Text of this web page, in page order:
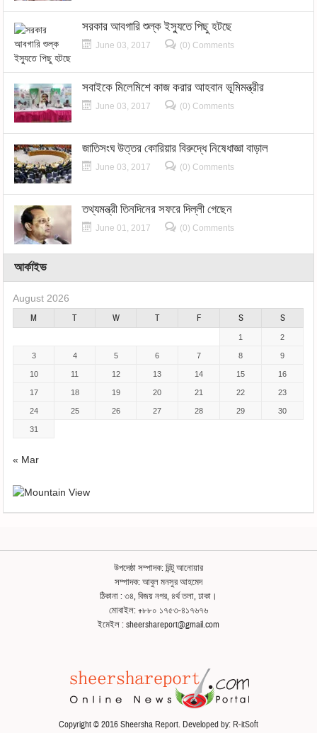
সরকার আবগারি শুল্ক ইস্যুতে পিছু হটছে
June 03, 2017 (0) Comments
সবাইকে মিলেমিশে কাজ করার আহবান ভূমিমন্ত্রীর
June 03, 2017 (0) Comments
জাতিসংঘ উত্তর কোরিয়ার বিরুদ্ধে নিষেধাজ্ঞা বাড়াল
June 03, 2017 (0) Comments
তথ্যমন্ত্রী তিনদিনের সফরে দিল্লী গেছেন
June 01, 2017 (0) Comments
আর্কাইভ
August 2026
M
T W T F S S
1 2
3 4 5 6 7 8 9
10 11 12 13 14 15 16
17 18 19 20 21 22 23
24 25 26 27 28 29 30
31
« Mar
উপদেষ্ঠা সম্পাদক: রিন্টু আনোয়ার
সম্পাদক: আবুল মনসুর আহমেদ
ঠিকানা : ৩৪, বিজয় নগর, ৪র্থ তলা, ঢাকা।
মোবাইল: +৮৮০ ১৭৫৩-৪১৭৬৭৬
ইমেইল : sheershareport@gmail.com
Copyright © 2016 Sheersha Report. Developed by: R-itSoft